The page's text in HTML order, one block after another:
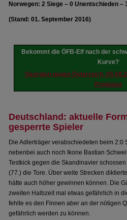
Norwegen: 2 Siege – 0 Unentschieden –
(Stand: 01. September 2016)
Bekommt die ÖFB-Elf nach der
Kurve?
Georgien gegen Österreich,
Prognose
Deutschland: aktuelle
gesperrte Spieler
Die Adlerträger verabschiedeten beim 2:0
nebenbei auch noch Ikone Bastian
Testkick gegen die Skandinavier
(77.) die Tore. Über weite Strecken
hätte auch höher gewinnen können. Die
zweiten Halbzeit mal etwas gefährlich in
fehlte es den Finnen aber an der nötigen
gefährlich werden zu können.